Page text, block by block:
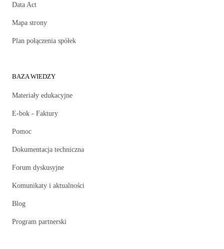
Data Act
Mapa strony
Plan połączenia spółek
BAZA WIEDZY
Materiały edukacyjne
E-bok - Faktury
Pomoc
Dokumentacja techniczna
Forum dyskusyjne
Komunikaty i aktualności
Blog
Program partnerski